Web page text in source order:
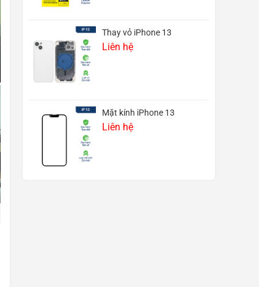
Thay vỏ iPhone 13
Liên hệ
Mặt kính iPhone 13
Liên hệ